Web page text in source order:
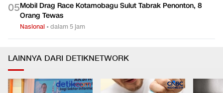
05Mobil Drag Race Kotamobagu Sulut Tabrak Penonton, 8
Orang Tewas
Nasional •dalam 5 jam
LAINNYA DARI DETIKNETWORK